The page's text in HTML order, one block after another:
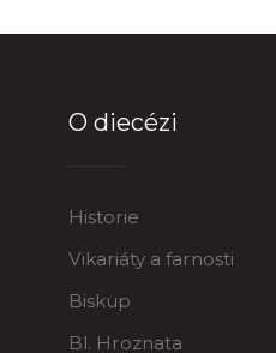
O diecézi
Historie
Vikariáty a farnosti
Biskup
Bl. Hroznata